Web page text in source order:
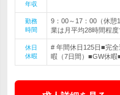
年収
勤務
時間
9：00～17：00（休
業は月平均28時間程度
休日
休暇
# 年間休日125日■完
暇（7日間）■GW休暇